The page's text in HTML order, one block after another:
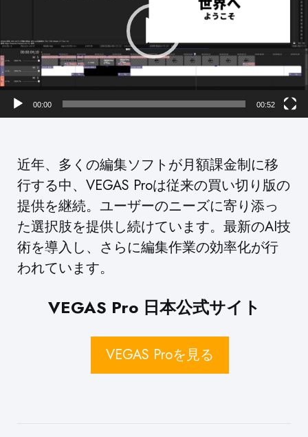
ー
00:00 00:52
近年、多くの編集ソフトが月額課金制に移
行する中、VEGAS Proは従来の買い切り版の
提供を継続。ユーザーのニーズに寄り添っ
た選択肢を提供し続けています。最新のAI技
術を導入し、さらに編集作業の効率化が行
われています。
VEGAS Pro 日本公式サイト
VEGAS Proを見る